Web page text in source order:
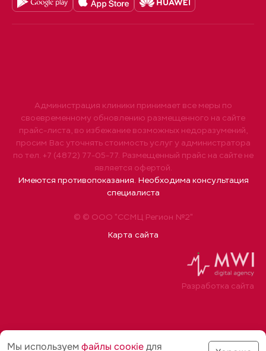
© © ООО "ССМЦ Регион №2"
Карта сайта
Администрация клиники принимает все меры по
своевременному обновлению размещенного на сайте
прайс-листа, во избежание возможных недоразумений,
просим Вас уточнять стоимость услуг у администратора
по тел. +7 (4872) 77-05-77. Размещенный прайс на сайте не
является офертой.
Имеются противопоказания. Необходима консультация
специалиста
Разработка сайта
Мы используем файлы соoкіедля